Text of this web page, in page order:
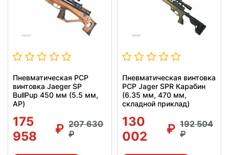
Пневматическая РСР
винтовка Jaeger SP
BullPup 450 мм (5.5 мм,
AP)
175
958
207 630
Пневматическая винтовка
PCP Jager SPR Карабин
(6.35 мм, 470 мм,
складной приклад)
130
002
192 504